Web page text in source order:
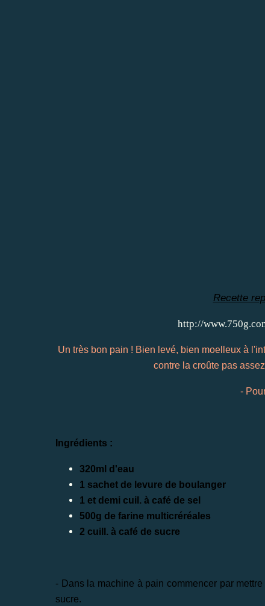
Recette
http://
Un très bon pain ! Bien levé, bien moelleux à
contre la croûte pas
-
Ingrédients :
320ml d'eau
1 sachet de levure de boulanger
1 et demi cuil. à café de sel
500g de farine multicréréales
2 cuill. à café de sucre
- Dans la machine à pain commencer par
sucre.